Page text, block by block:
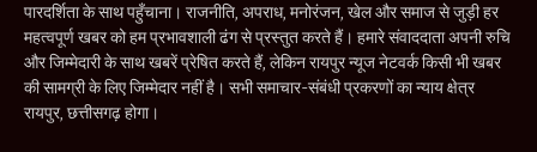
पारदर्शिता के साथ पहुँचाना। राजनीति, अपराध, मनोरंजन, खेल और समाज से जुड़ी हर
महत्वपूर्ण खबर को हम प्रभावशाली ढंग से प्रस्तुत करते हैं। हमारे संवाददाता अपनी रुचि
और जिम्मेदारी के साथ खबरें प्रेषित करते हैं, लेकिन रायपुर न्यूज नेटवर्क किसी भी खबर
की सामग्री के लिए जिम्मेदार नहीं है। सभी समाचार-संबंधी प्रकरणों का न्याय क्षेत्र
रायपुर, छत्तीसगढ़ होगा।